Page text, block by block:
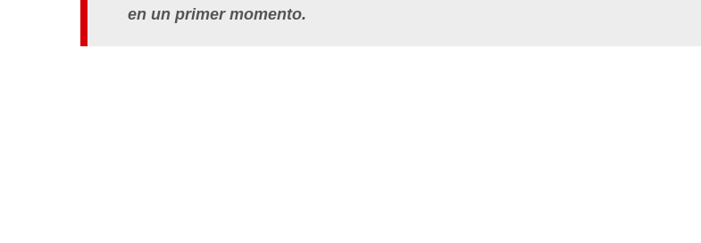
en un primer momento.